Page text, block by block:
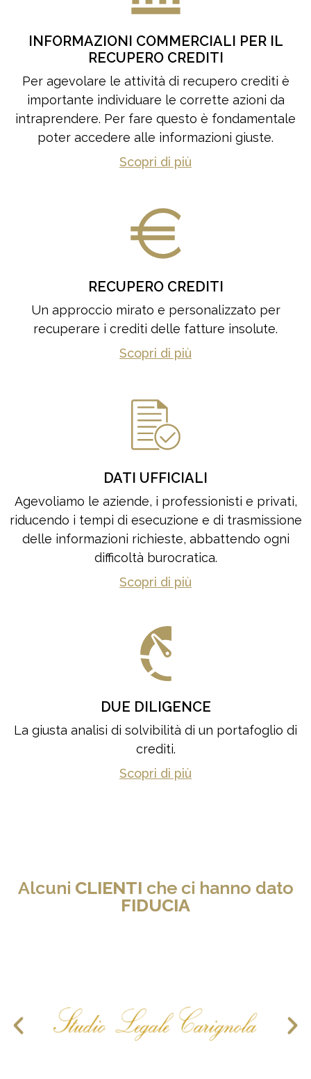
INFORMAZIONI COMMERCIALI PER IL
RECUPERO CREDITI
Per agevolare le attività di recupero crediti è
importante individuare le corrette azioni da
intraprendere. Per fare questo è fondamentale
poter accedere alle informazioni giuste.
Scopri di più
RECUPERO CREDITI
Un approccio mirato e personalizzato per
recuperare i crediti delle fatture insolute.
Scopri di più
DATI UFFICIALI
Agevoliamo le aziende, i professionisti e privati,
riducendo i tempi di esecuzione e di trasmissione
delle informazioni richieste, abbattendo ogni
difficoltà burocratica.
Scopri di più
DUE DILIGENCE
La giusta analisi di solvibilità di un portafoglio di
crediti.
Scopri di più
Alcuni CLIENTI che ci hanno dato
FIDUCIA